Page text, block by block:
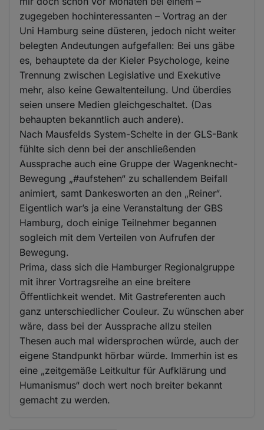
zugegeben hochinteressanten – Vortrag an der
Uni Hamburg seine düsteren, jedoch nicht weiter
belegten Andeutungen aufgefallen: Bei uns gäbe
es, behauptete da der Kieler Psychologe, keine
Trennung zwischen Legislative und Exekutive
mehr, also keine Gewaltenteilung. Und überdies
seien unsere Medien gleichgeschaltet. (Das
behaupten bekanntlich auch andere).
Nach Mausfelds System-Schelte in der GLS-Bank
fühlte sich denn bei der anschließenden
Aussprache auch eine Gruppe der Wagenknecht-
Bewegung „#aufstehen“ zu schallendem Beifall
animiert, samt Dankesworten an den „Reiner“.
Eigentlich war’s ja eine Veranstaltung der GBS
Hamburg, doch einige Teilnehmer begannen
sogleich mit dem Verteilen von Aufrufen der
Bewegung.
Prima, dass sich die Hamburger Regionalgruppe
mit ihrer Vortragsreihe an eine breitere
Öffentlichkeit wendet. Mit Gastreferenten auch
ganz unterschiedlicher Couleur. Zu wünschen aber
wäre, dass bei der Aussprache allzu steilen
Thesen auch mal widersprochen würde, auch der
eigene Standpunkt hörbar würde. Immerhin ist es
eine „zeitgemäße Leitkultur für Aufklärung und
Humanismus“ doch wert noch breiter bekannt
gemacht zu werden.